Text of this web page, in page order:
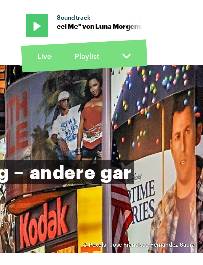
Soundtrack
Feel Me" von Luna Morgenstern · "U Feel Me" von Luna
Live Playlist
©Pexels | Jose Francisco Fernandez Saura
– andere gar